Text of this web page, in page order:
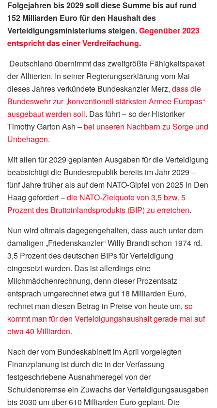
Folgejahren bis 2029 soll diese Summe bis auf rund
152 Milliarden Euro für den Haushalt des
Verteidigungsministeriums steigen.Gegenüber 2023
entspricht das einer Verdreifachung.
Deutschland übernimmt das zweitgrößte Fähigkeitspaket
der Alliierten. In seiner Regierungserklärung vom Mai
dieses Jahres verkündete Bundeskanzler Merz, dass die
Bundeswehr zur „konventionell stärksten Armee Europas“
ausgebaut werden soll. Das führt – so der Historiker
Timothy Garton Ash –bei unseren Nachbarn zu Sorge und
Unbehagen.
Mit allen für 2029 geplanten Ausgaben für die Verteidigung
beabsichtigt die Bundesrepublik bereits im Jahr 2029 –
fünf Jahre früher als auf dem NATO-Gipfel von 2025 in Den
Haag gefordert –die NATO-Zielquote von 3,5 bzw. 5
Prozent des Bruttoinlandsprodukts (BIP) zu erreichen.
Nun wird oftmals dagegengehalten, dass auch unter dem
damaligen „Friedenskanzler“ Willy Brandt schon 1974 rd.
3,5 Prozent des deutschen BIPs für Verteidigung
eingesetzt wurden. Das ist allerdings eine
Milchmädchenrechnung, denn dieser Prozentsatz
entsprach umgerechnet etwa gut 18 Milliarden Euro,
rechnet man diesen Betrag in Preise von heute um, so
kommt man für den Verteidigungshaushalt gerade mal auf
etwa 40 Milliarden.
Nach der vom Bundeskabinett im April vorgelegten
Finanzplanung ist durch die in der Verfassung
festgeschriebene Ausnahmeregel von der
Schuldenbremse ein Zuwachs der Verteidigungsausgaben
bis 2030 um über 610 Milliarden Euro geplant. Die